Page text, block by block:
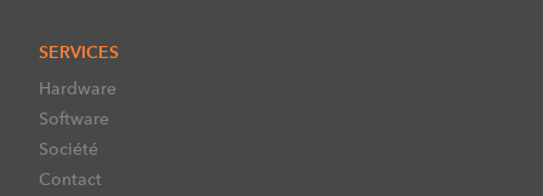
SERVICES
Hardware
Software
Société
Contact